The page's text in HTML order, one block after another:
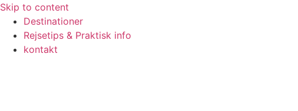
Skip to content
Destinationer
Rejsetips & Praktisk info
kontakt